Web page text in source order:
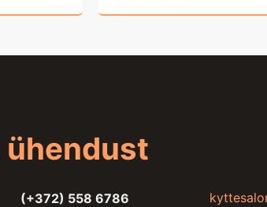
ühendust
(+372) 558 6786